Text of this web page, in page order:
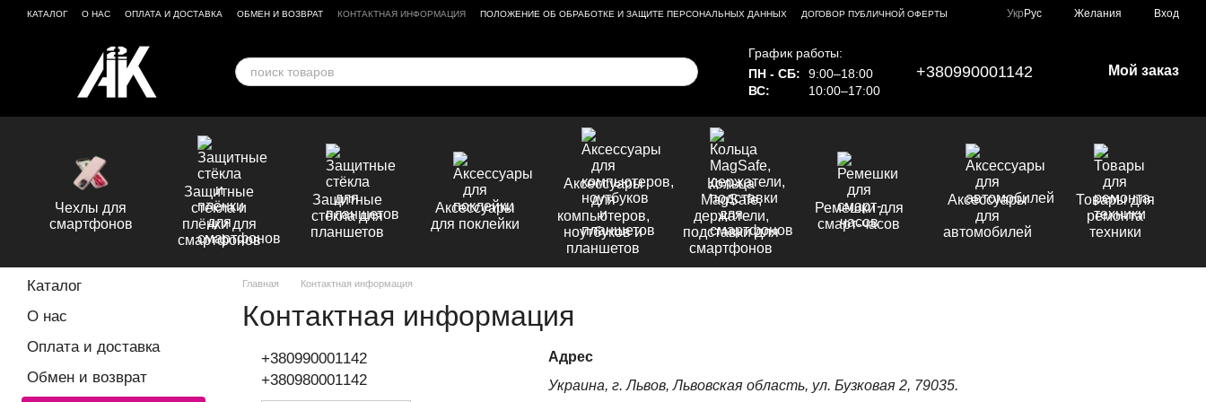
Перейти к основному контенту
КАТАЛОГ О НАС ОПЛАТА И ДОСТАВКА ОБМЕН И ВОЗВРАТ КОНТАКТНАЯ ИНФОРМАЦИЯ ПОЛОЖЕНИЕ ОБ ОБРАБОТКЕ И ЗАЩИТЕ ПЕРСОНАЛЬНЫХ ДАННЫХ
ДОГОВОР ПУБЛИЧНОЙ ОФЕРТЫ
Укр Рус Желания Вход
График работы:
ПН - СБ:
9:00–18:00
ВС:
10:00–17:00
+380990001142 Мой заказ
Чехлы для
смартфонов
Защитные
стёкла и
плёнки для
смартфонов
Защитные
стёкла для
планшетов
Аксессуары
для поклейки
Аксессуары
для
компьютеров,
ноутбуков и
планшетов
Кольца
MagSafe,
держатели,
подставки для
смартфонов
Ремешки для
смарт-часов
Аксессуары
для
автомобилей
Товары для
ремонта
техники
Главная Контактная информация
Контактная информация
+380990001142
+380980001142
Адрес
Украина, г. Львов, Львовская область, ул. Бузковая 2, 79035.
Каталог
О нас
Оплата и доставка
Обмен и возврат